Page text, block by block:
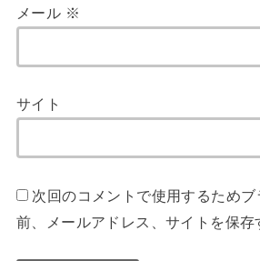
メール ※
サイト
次回のコメントで使用するため
前、メールアドレス、サイトを保存